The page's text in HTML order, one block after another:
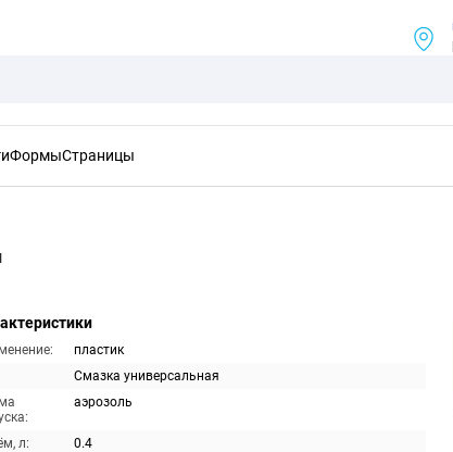
ФормыСтраницы
пластик
Смазка универсальная
аэрозоль
л:
0.4